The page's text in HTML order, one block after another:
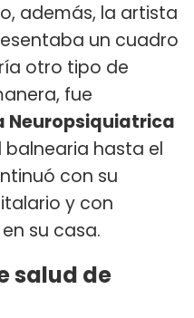
además, la artista
un cuadro
otro tipo de
fue
Neuropsiquiatrica
hasta el
con su
y con
su casa.
salud de